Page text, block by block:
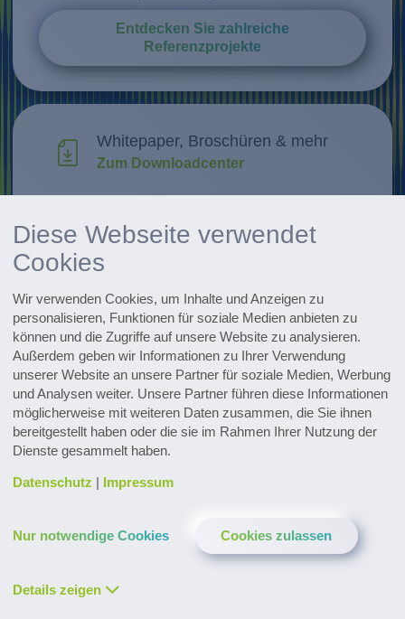
Diese Webseite verwendet
Cookies
Wir verwenden Cookies, um Inhalte und Anzeigen zu
personalisieren, Funktionen für soziale Medien anbieten zu
können und die Zugriffe auf unsere Website zu analysieren.
Außerdem geben wir Informationen zu Ihrer Verwendung
unserer Website an unsere Partner für soziale Medien, Werbung
und Analysen weiter. Unsere Partner führen diese Informationen
möglicherweise mit weiteren Daten zusammen, die Sie ihnen
bereitgestellt haben oder die sie im Rahmen Ihrer Nutzung der
Dienste gesammelt haben.
Datenschutz | Impressum
Details zeigen
Nur notwendige Cookies Cookies zulassen
Entdecken Sie zahlreiche
Referenzprojekte
Whitepaper, Broschüren & mehr
Zum Downloadcenter
Innovationen entdecken
Zu den Terminen
Zum Pharmaceutical Newsletter
anmelden
Datenschutz Impressum
LinkedIn